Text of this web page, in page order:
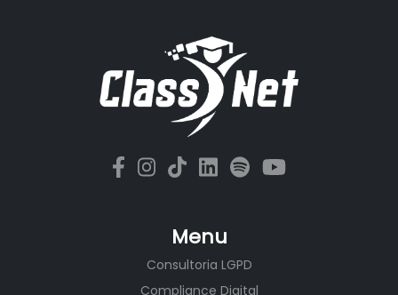
Menu
Consultoria LGPD
Compliance Digital